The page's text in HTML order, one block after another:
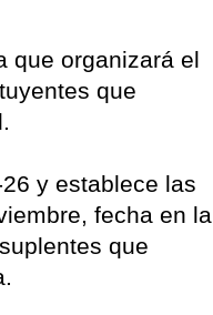
que organizará el
que
y establece las
fecha en la
que